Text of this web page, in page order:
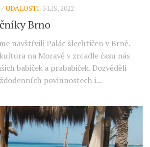
/UDÁLOSTI 3 LIS, 2022
Brno
navštívili Palác šlechtičen v Brně.
na Moravě v zrcadle času nás
babiček a prababiček. Dozvěděli
povinnostech i...